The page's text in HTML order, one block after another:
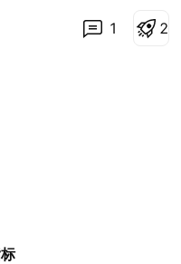
1 2